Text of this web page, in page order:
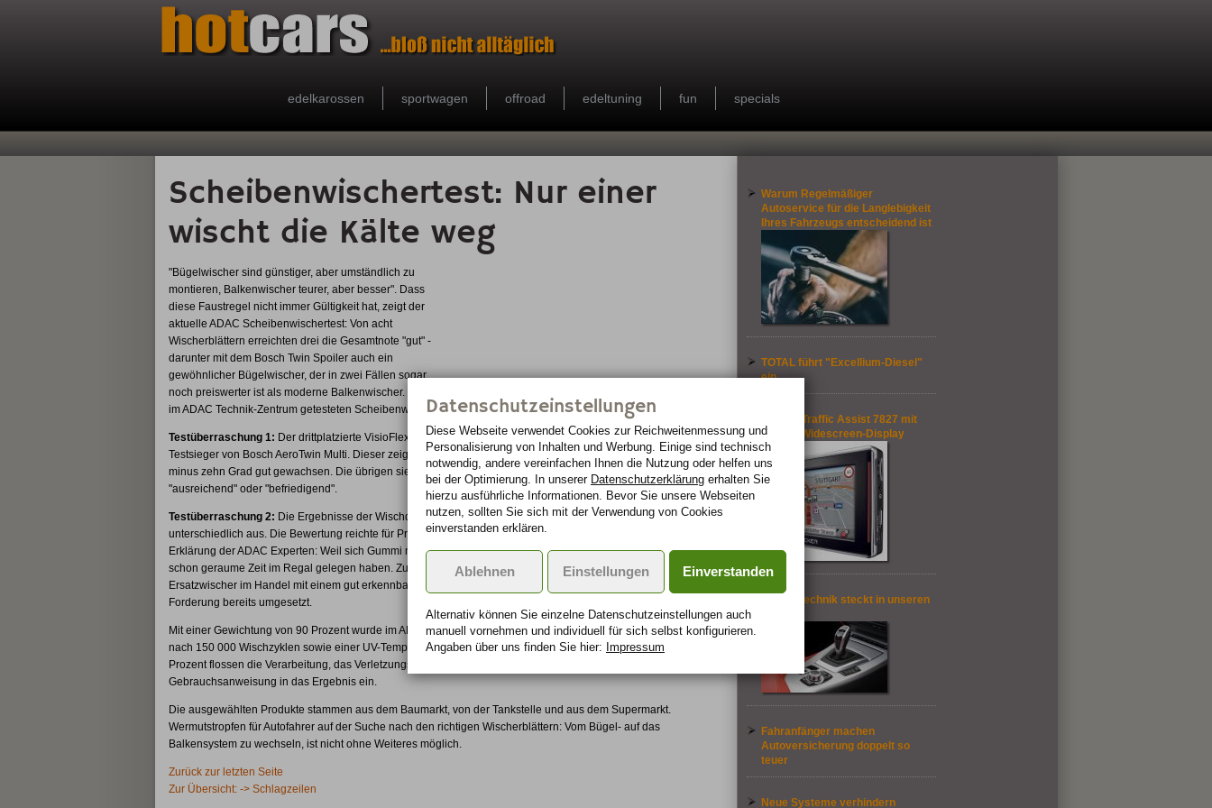
edelkarossen sportwagen offroad edeltuning fun specials
Scheibenwischertest: Nur einer
wischt die Kälte weg
"Bügelwischer sind günstiger, aber umständlich zu
montieren, Balkenwischer teurer, aber besser". Dass
diese Faustregel nicht immer Gültigkeit hat, zeigt der
aktuelle ADAC Scheibenwischertest: Von acht
Wischerblättern erreichten drei die Gesamtnote "gut" -
darunter mit dem Bosch Twin Spoiler auch ein
gewöhnlicher Bügelwischer, der in zwei Fällen sogar
noch preiswerter ist als moderne Balkenwischer. Die gute Nachricht des Tests lautet: Kein Produkt fiel durch, alle
im ADAC Technik-Zentrum getesteten Scheibenwischer wurden mit "gut" oder "befriedigend" bewertet.
Testüberraschung 1: Der drittplatzierte VisioFlex der Firma SWF kostet mit 37 Euro zehn Euro mehr als der
Testsieger von Bosch AeroTwin Multi. Dieser zeigte sich auch als Einziger dem simulierten Winterbetrieb bei
minus zehn Grad gut gewachsen. Die übrigen sieben Wischer erreichten in der Kältekammer nur die Note
"ausreichend" oder "befriedigend".
Testüberraschung 2: Die Ergebnisse der Wischqualität fielen bei einigen Handelsprodukten auffallend
unterschiedlich aus. Die Bewertung reichte für Prüflinge desselben Typs von "sehr gut" bis "ausreichend".
Erklärung der ADAC Experten: Weil sich Gummi mit zunehmendem Alter verändert, müssen einige Testprodukte
schon geraume Zeit im Regal gelegen haben. Zum Nutzen des Verbrauchers fordert der ADAC daher,
Ersatzwischer im Handel mit einem gut erkennbaren Produktionsdatum zu versehen. Bei Autoreifen ist diese
Forderung bereits umgesetzt.
Mit einer Gewichtung von 90 Prozent wurde im ADAC Test die Wischqualität bewertet: Erst im Neuzustand, dann
nach 150 000 Wischzyklen sowie einer UV-Temperatur-Simulation bei plus 20 Grad und minus 10 Grad. Mit zehn
Prozent flossen die Verarbeitung, das Verletzungsrisiko bei der Montage sowie die Verständlichkeit der
Gebrauchsanweisung in das Ergebnis ein.
Die ausgewählten Produkte stammen aus dem Baumarkt, von der Tankstelle und aus dem Supermarkt.
Wermutstropfen für Autofahrer auf der Suche nach den richtigen Wischerblättern: Vom Bügel- auf das
Balkensystem zu wechseln, ist nicht ohne Weiteres möglich.
Zurück zur letzten Seite
Zur Übersicht: -> Schlagzeilen
Warum Regelmäßiger
Autoservice für die Langlebigkeit
Ihres Fahrzeugs entscheidend ist
TOTAL führt "Excellium-Diesel"
ein
Becker Traffic Assist 7827 mit
4,3-Zoll Widescreen-Display
So viel Technik steckt in unseren
Fahranfänger machen
Autoversicherung doppelt so
teuer
Neue Systeme verhindern
Datenschutzeinstellungen
Diese Webseite verwendet Cookies zur Reichweiten­messung und
Personalisierung von Inhalten und Werbung. Einige sind technisch
notwendig, andere vereinfachen Ihnen die Nutzung oder helfen uns
bei der Optimierung. In unserer Datenschutzerklärung erhalten Sie
hierzu ausführliche Informationen. Bevor Sie unsere Webseiten
nutzen, sollten Sie sich mit der Verwendung von Cookies
einverstanden erklären.
Einverstanden
Ablehnen Einstellungen
Alternativ können Sie einzelne Datenschutz­ein­stellungen auch
manuell vor­nehmen und indivi­duell für sich selbst konfigurieren.
Angaben über uns finden Sie hier: Impressum